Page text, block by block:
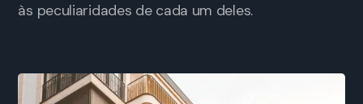
às peculiaridades de cada um deles.